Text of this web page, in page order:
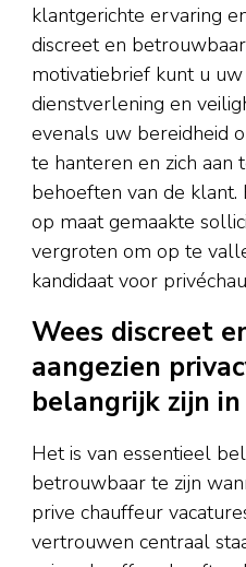
klantgerichte ervaring
discreet en
motivatiebrief kunt u
dienstverlening en
evenals uw bereidheid
te hanteren en zich aan
behoeften van de klant.
op maat gemaakte
vergroten om op te
kandidaat voor
Wees discreet
aangezien
belangrijk zijn
Het is van essentieel
betrouwbaar te zijn
prive chauffeur
vertrouwen centraal